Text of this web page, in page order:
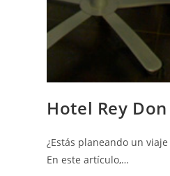
Hotel Rey
¿Estás planeando un
En este artículo,…